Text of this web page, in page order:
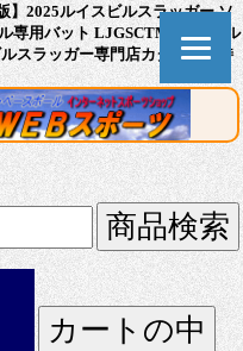
】2025ルイスビルスラッガー ソ
専用バット LJGSCTMBE ミドル
スラッガー専門店カタリスト特